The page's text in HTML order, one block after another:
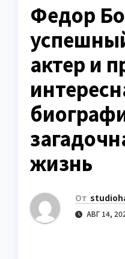
Федор
актер и
жизнь
От
АВГ 14,